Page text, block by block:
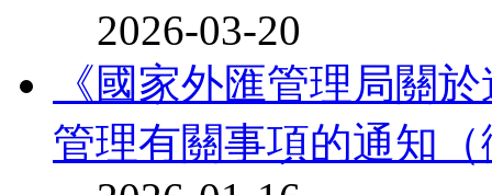
2026-03-20
《國家外匯管理局關
管理有關事項的通知